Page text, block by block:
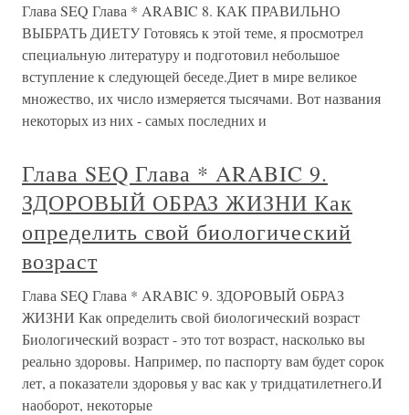
Глава SEQ Глава * ARABIC 8. КАК ПРАВИЛЬНО
ВЫБРАТЬ ДИЕТУ Готовясь к этой теме, я просмотрел
специальную литературу и подготовил небольшое
вступление к следующей беседе.Диет в мире великое
множество, их число измеряется тысячами. Вот названия
некоторых из них - самых последних и
Глава SEQ Глава * ARABIC 9.
ЗДОРОВЫЙ ОБРАЗ ЖИЗНИ Как
определить свой биологический
возраст
Глава SEQ Глава * ARABIC 9. ЗДОРОВЫЙ ОБРАЗ
ЖИЗНИ Как определить свой биологический возраст
Биологический возраст - это тот возраст, насколько вы
реально здоровы. Например, по паспорту вам будет сорок
лет, а показатели здоровья у вас как у тридцатилетнего.И
наоборот, некоторые